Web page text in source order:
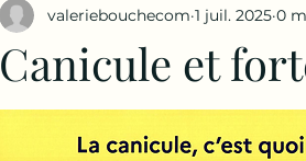
Canicule et
valeriebouchecom 1 juil. 2025 0